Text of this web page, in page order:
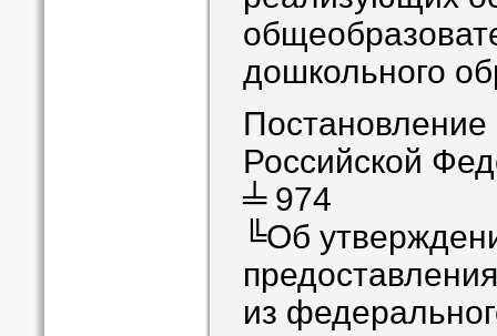
дошкольного
Российской
╧ 974
╚Об
из